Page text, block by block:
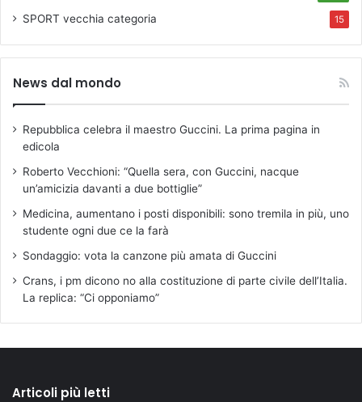
SPORT vecchia categoria 15
News dal mondo
Repubblica celebra il maestro Guccini. La prima pagina in
edicola
Roberto Vecchioni: “Quella sera, con Guccini, nacque
un’amicizia davanti a due bottiglie”
Medicina, aumentano i posti disponibili: sono tremila in più, uno
studente ogni due ce la farà
Sondaggio: vota la canzone più amata di Guccini
Crans, i pm dicono no alla costituzione di parte civile dell’Italia.
La replica: “Ci opponiamo”
Articoli più letti